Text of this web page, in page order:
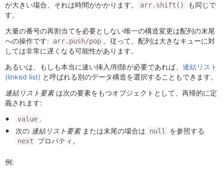
が大きい場合、それは時間がかかります。
arr.shift()
も同じで
す。
大量の番号の再割当てを必要としない唯一の構造変更は配列の末尾
への操作です:
arr.push/pop 。従って、配列は大きなキューに対
しては非常に遅くなる可能性があります。
あるいは、もしも本当に速い挿入/削除が必要であれば、 連結リスト
(linked list) と呼ばれる別のデータ構造を選択することもできます。
連結リスト要素は次の要素をもつオブジェクトとして、再帰的に定
義されます:
value .
次の 連結リスト要素または末尾の場合は null を参照する
next プロパティ。
例: